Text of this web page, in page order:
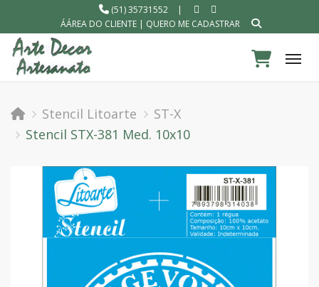
(51) 35731552
|
ÁÁREA DO CLIENTE| QUERO ME CADASTRAR
Stencil Litoarte
ST-X
Stencil STX-381 Med. 10x10